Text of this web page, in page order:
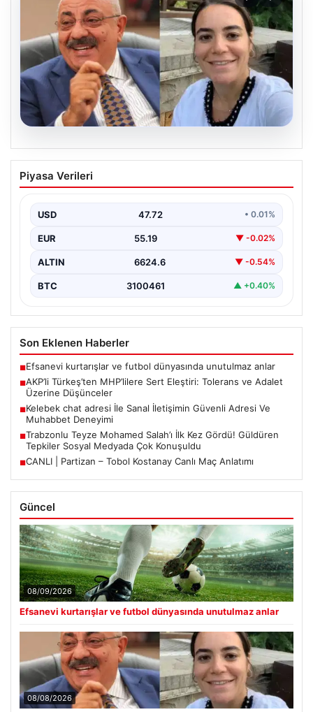
AKP’li Türkeş’ten MHP’lilere Sert
Eleştiri: Tolerans ve Adalet Üzerine
Son dönemde kamuoyunda tartışılan siyasi söylemler
ilişkilerin…
Piyasa Verileri
USD 47.72 • 0.01%
EUR 55.19 ▼ -0.02%
ALTIN 6624.6 ▼ -0.54%
BTC 3100461 ▲ +0.40%
Son Eklenen Haberler
■Efsanevi kurtarışlar ve futbol dünyasında unutulmaz anlar
■AKP’li Türkeş’ten MHP’lilere Sert Eleştiri: Tolerans ve Adalet
Üzerine Düşünceler
■Kelebek chat adresi İle Sanal İletişimin Güvenli Adresi Ve
Muhabbet Deneyimi
■Trabzonlu Teyze Mohamed Salah’ı İlk Kez Gördü! Güldüren
Tepkiler Sosyal Medyada Çok Konuşuldu
■CANLI | Partizan – Tobol Kostanay Canlı Maç Anlatımı
Güncel
08/09/2026
Efsanevi kurtarışlar ve futbol dünyasında unutulmaz anlar
08/08/2026